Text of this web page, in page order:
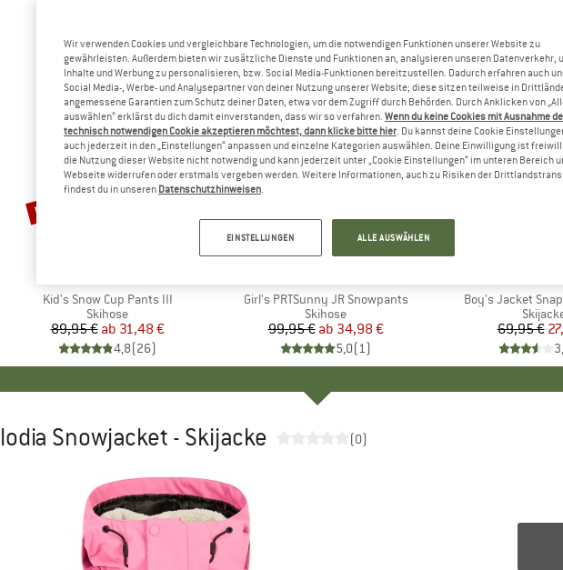
Artikel
Kid's Snow Cup Pants III
Produktgruppe
Skihose
Preis
89,95 € reduzierter Preis
ab 31,48 €
4,8(26)
Rabatt
bis 65%
Artikel
Girl's PRTSunny JR Snowpants
Produktgruppe
Skihose
Preis
99,95 € reduzierter Preis
ab 34,98 €
5,0(1)
Artikel
Boy's Jacket
69,95 €
Snowjacket - Skijacke (0)
Wir verwenden Cookies und vergleichbare Technologien, um die notwendigen Funktionen unserer Website zu
gewährleisten. Außerdem bieten wir zusätzliche Dienste und Funktionen an, analysieren unseren Datenverkehr,
Inhalte und Werbung zu personalisieren, bzw. Social Media-Funktionen bereitzustellen. Dadurch erfahren auch
Social Media-, Werbe- und Analysepartner von deiner Nutzung unserer Website; diese sitzen teilweise in
angemessene Garantien zum Schutz deiner Daten, etwa vor dem Zugriff durch Behörden. Durch Anklicken von
auswählen“ erklärst du dich damit einverstanden, dass wir so verfahren. Wenn du keine Cookies mit Ausnahme
technisch notwendigen Cookie akzeptieren möchtest, dann klicke bitte hier. Du kannst deine Cookie
auch jederzeit in den „Einstellungen“ anpassen und einzelne Kategorien auswählen. Deine Einwilligung ist
die Nutzung dieser Website nicht notwendig und kann jederzeit unter „Cookie Einstellungen“ im unteren Bereich
Webseite widerrufen oder erstmals vergeben werden. Weitere Informationen, auch zu Risiken der
findest du in unseren Datenschutzhinweisen.
EINSTELLUNGEN ALLE AUSWÄHLEN